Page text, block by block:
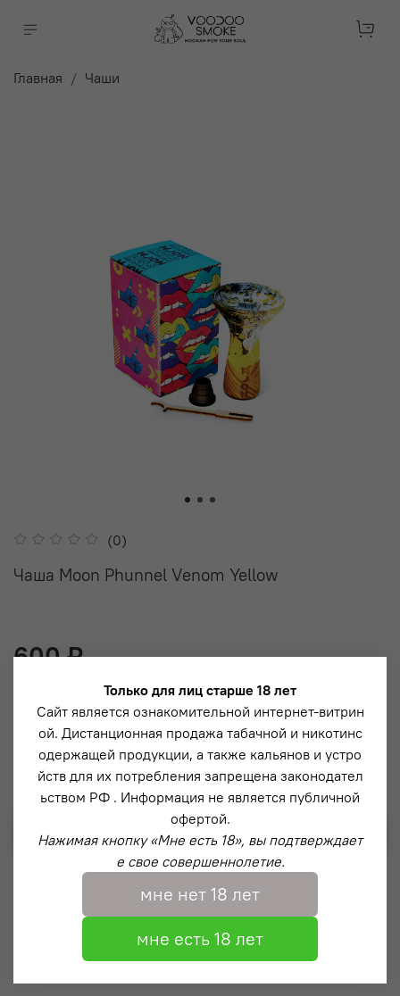
Главная Чаши
(0)
Чаша Moon Phunnel Venom Yellow
600 ₽
В корзину
Только для лиц старше 18 лет
Сайт является ознакомительной интернет-витрин
ой. Дистанционная продажа табачной и никотинс
одержащей продукции, а также кальянов и устро
йств для их потребления запрещена законодател
ьством РФ . Информация не является публичной
офертой.
Нажимая кнопку «Мне есть 18», вы подтверждает
е свое совершеннолетие.
мне нет 18 лет
мне есть 18 лет